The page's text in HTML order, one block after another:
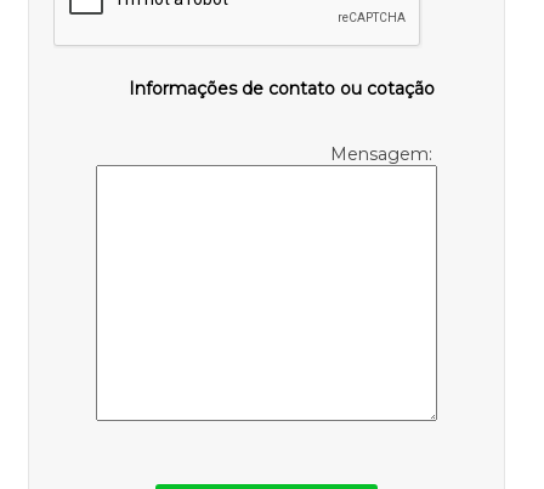
Informações de contato ou cotação
Mensagem: